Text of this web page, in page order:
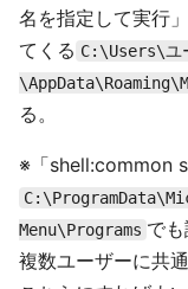
名を指定して実行
てくる C:\Users\ユ
る。
※「shell:common
Menu\Programs で
複数ユーザーに共